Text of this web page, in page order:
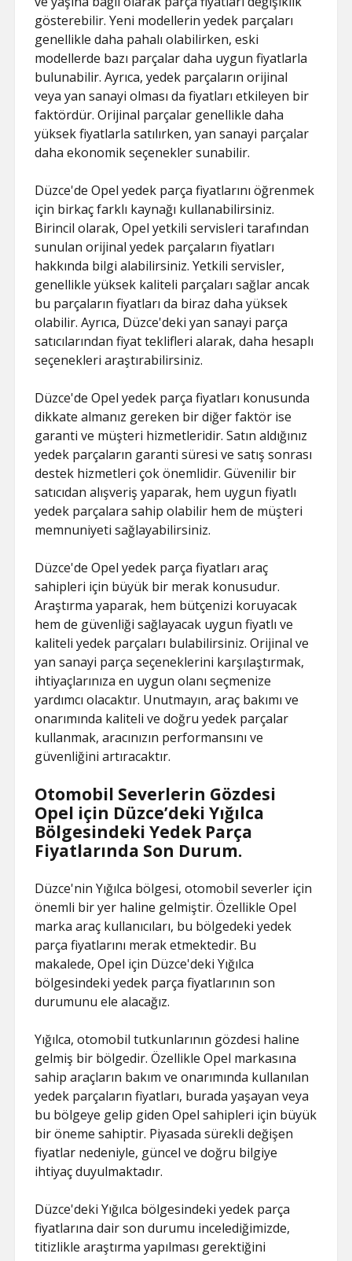
gösterebilir. Yeni modellerin yedek parçaları
genellikle daha pahalı olabilirken, eski
modellerde bazı parçalar daha uygun fiyatlarla
bulunabilir. Ayrıca, yedek parçaların orijinal
veya yan sanayi olması da fiyatları etkileyen bir
faktördür. Orijinal parçalar genellikle daha
yüksek fiyatlarla satılırken, yan sanayi parçalar
daha ekonomik seçenekler sunabilir.
Düzce'de Opel yedek parça fiyatlarını öğrenmek
için birkaç farklı kaynağı kullanabilirsiniz.
Birincil olarak, Opel yetkili servisleri tarafından
sunulan orijinal yedek parçaların fiyatları
hakkında bilgi alabilirsiniz. Yetkili servisler,
genellikle yüksek kaliteli parçaları sağlar ancak
bu parçaların fiyatları da biraz daha yüksek
olabilir. Ayrıca, Düzce'deki yan sanayi parça
satıcılarından fiyat teklifleri alarak, daha hesaplı
seçenekleri araştırabilirsiniz.
Düzce'de Opel yedek parça fiyatları konusunda
dikkate almanız gereken bir diğer faktör ise
garanti ve müşteri hizmetleridir. Satın aldığınız
yedek parçaların garanti süresi ve satış sonrası
destek hizmetleri çok önemlidir. Güvenilir bir
satıcıdan alışveriş yaparak, hem uygun fiyatlı
yedek parçalara sahip olabilir hem de müşteri
memnuniyeti sağlayabilirsiniz.
Düzce'de Opel yedek parça fiyatları araç
sahipleri için büyük bir merak konusudur.
Araştırma yaparak, hem bütçenizi koruyacak
hem de güvenliği sağlayacak uygun fiyatlı ve
kaliteli yedek parçaları bulabilirsiniz. Orijinal ve
yan sanayi parça seçeneklerini karşılaştırmak,
ihtiyaçlarınıza en uygun olanı seçmenize
yardımcı olacaktır. Unutmayın, araç bakımı ve
onarımında kaliteli ve doğru yedek parçalar
kullanmak, aracınızın performansını ve
güvenliğini artıracaktır.
Otomobil Severlerin Gözdesi
Opel için Düzce’deki Yığılca
Bölgesindeki Yedek Parça
Fiyatlarında Son Durum.
Düzce'nin Yığılca bölgesi, otomobil severler için
önemli bir yer haline gelmiştir. Özellikle Opel
marka araç kullanıcıları, bu bölgedeki yedek
parça fiyatlarını merak etmektedir. Bu
makalede, Opel için Düzce'deki Yığılca
bölgesindeki yedek parça fiyatlarının son
durumunu ele alacağız.
Yığılca, otomobil tutkunlarının gözdesi haline
gelmiş bir bölgedir. Özellikle Opel markasına
sahip araçların bakım ve onarımında kullanılan
yedek parçaların fiyatları, burada yaşayan veya
bu bölgeye gelip giden Opel sahipleri için büyük
bir öneme sahiptir. Piyasada sürekli değişen
fiyatlar nedeniyle, güncel ve doğru bilgiye
ihtiyaç duyulmaktadır.
Düzce'deki Yığılca bölgesindeki yedek parça
fiyatlarına dair son durumu incelediğimizde,
titizlikle araştırma yapılması gerektiğini